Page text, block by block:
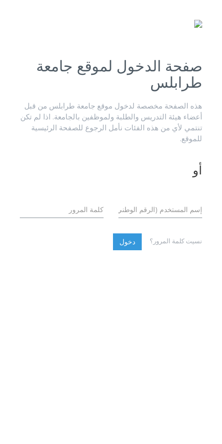
صفحة الدخول لموقع جامعة
طرابلس
هذه الصفحة مخصصة لدخول موقع جامعة طرابلس من قبل
أعضاء هيئة التدريس والطلبة ولموظفين بالجامعة. اذا لم تكن
تنتمي لأي من هذه الفئات نأمل الرجوع للصفحة الرئيسية
للموقع.
أو
نسيت كلمة المرور؟ دخول